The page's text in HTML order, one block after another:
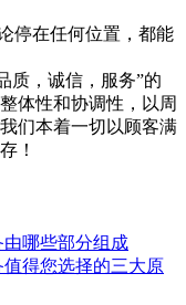
停在任何位置，都能
质，诚信，服务”的
体性和协调性，以周
们本着一切以顾客满
！
哪些部分组成
得您选择的三大原